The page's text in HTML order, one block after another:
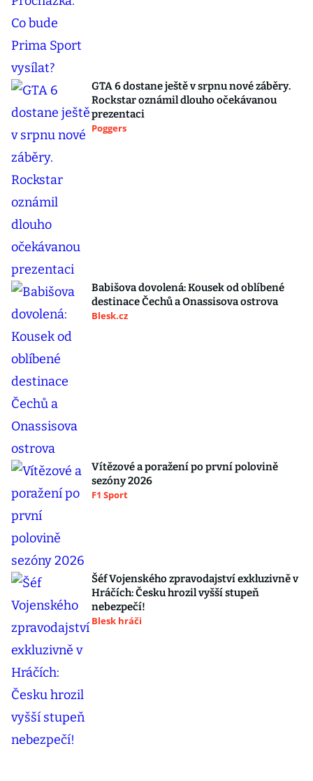
GTA 6 dostane ještě v srpnu nové záběry.
Rockstar oznámil dlouho očekávanou
prezentaci
Poggers
Babišova dovolená: Kousek od oblíbené
destinace Čechů a Onassisova ostrova
Blesk.cz
Vítězové a poražení po první polovině
sezóny 2026
F1 Sport
Šéf Vojenského zpravodajství exkluzivně v
Hráčích: Česku hrozil vyšší stupeň
nebezpečí!
Blesk hráči